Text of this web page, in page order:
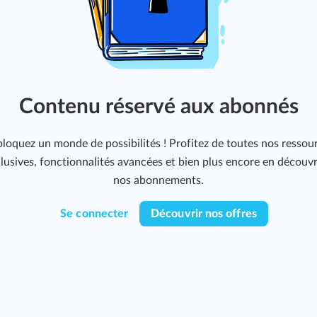
Contenu réservé aux abonnés
un monde de possibilités ! Profitez de toutes nos
fonctionnalités avancées et bien plus encore en
nos abonnements.
Se connecter Découvrir nos offres